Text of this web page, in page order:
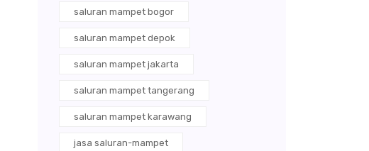
saluran mampet bogor
saluran mampet depok
saluran mampet jakarta
saluran mampet tangerang
saluran mampet karawang
jasa saluran-mampet